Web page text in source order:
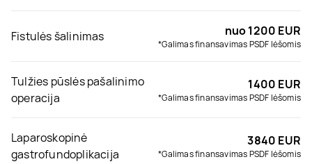
Fistulės šalinimas nuo 1200 EUR
*Galimas finansavimas PSDF lėšomis
Tulžies pūslės pašalinimo
operacija
1400 EUR
*Galimas finansavimas PSDF lėšomis
Laparoskopinė
gastrofundoplikacija
3840 EUR
*Galimas finansavimas PSDF lėšomis